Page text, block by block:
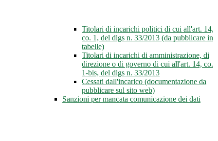
Titolari di incarichi politici di cui all'art. 14,
co. 1, del dlgs n. 33/2013 (da pubblicare in
tabelle)
Titolari di incarichi di amministrazione, di
direzione o di governo di cui all'art. 14, co.
1-bis, del dlgs n. 33/2013
Cessati dall'incarico (documentazione da
pubblicare sul sito web)
Sanzioni per mancata comunicazione dei dati